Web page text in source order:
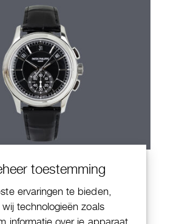
toestemming
ervaringen te bieden,
technologieën zoals
informatie over je apparaat
Annual Calendar